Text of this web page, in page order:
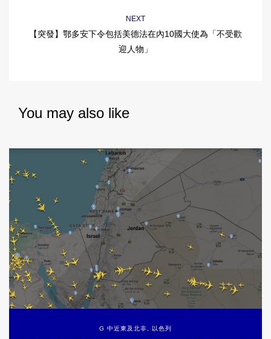
NEXT
【突發】鄂多安下令包括美德法在內10國大使為「不受歡
迎人物」
You may also like
G 中近東及北非 以色列